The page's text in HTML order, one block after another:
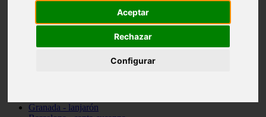
Aceptar
Rechazar
Configurar
Madrid - nuevo-baztán
Granada - lanjarón